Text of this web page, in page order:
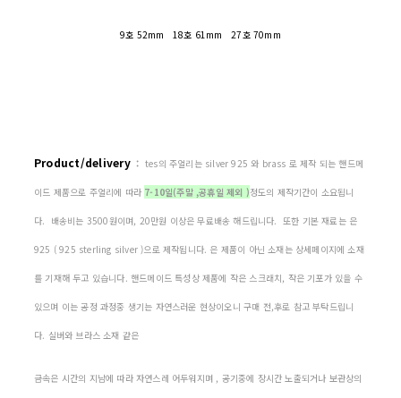
9호 52mm 18호 61mm 27호 70mm
Product/delivery: tes의 주얼리는 silver 925 와 brass 로 제작 되는 핸드메
이드 제품으로 주얼리에 따라 7-10일(주말 ,공휴일 제외 )정도의 제작기간이 소요됩니
다. 배송비는 3500원이며, 20만원 이상은 무료배송 해드립니다. 또한 기본 재료는 은
925 ( 925 sterling silver )으로 제작됩니다. 은 제품이 아닌 소재는 상세페이지에 소재
를 기재해 두고 있습니다. 핸드메이드 특성상 제품에 작은 스크래치, 작은 기포가 있을 수
있으며 이는 공정 과정중 생기는 자연스러운 현상이오니 구매 전,후로 참고 부탁드립니
다. 실버와 브라스 소재 같은
금속은 시간의 지남에 따라 자연스레 어두워지며 , 공기중에 장시간 노출되거나 보관상의